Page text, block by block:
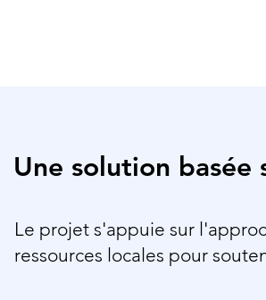
Une solution basée
Le projet s'appuie sur
ressources locales pour